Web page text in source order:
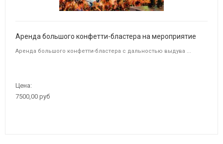
Аренда большого конфетти-бластера на мероприятие
Аренда большого конфетти-бластера с дальностью выдува ...
Цена:
7500,00 руб